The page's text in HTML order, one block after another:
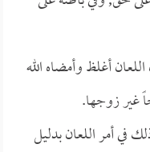
أغلظ وأمضاه الله
غير زوجها.
في أمر اللعان بدليل